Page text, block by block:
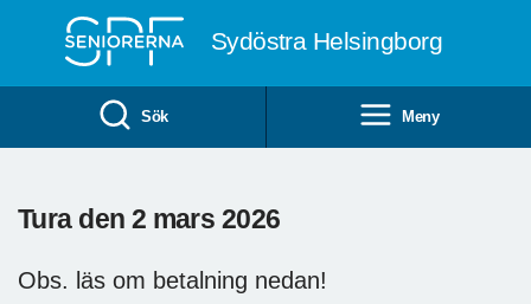
Sydöstra Helsingborg
Sök Meny
Tura den 2 mars 2026
Obs. läs om betalning nedan!